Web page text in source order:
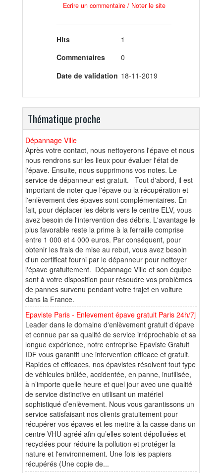
Ecrire un commentaire / Noter le site
Hits
1
Commentaires
0
Date de validation 18-11-2019
Thématique proche
Dépannage Ville
Après votre contact, nous nettoyerons l'épave et nous
nous rendrons sur les lieux pour évaluer l'état de
l'épave. Ensuite, nous supprimons vos notes. Le
service de dépanneur est gratuit. Tout d'abord, il est
important de noter que l'épave ou la récupération et
l'enlèvement des épaves sont complémentaires. En
fait, pour déplacer les débris vers le centre ELV, vous
avez besoin de l'intervention des débris. L'avantage le
plus favorable reste la prime à la ferraille comprise
entre 1 000 et 4 000 euros. Par conséquent, pour
obtenir les frais de mise au rebut, vous avez besoin
d'un certificat fourni par le dépanneur pour nettoyer
l'épave gratuitement. Dépannage Ville et son équipe
sont à votre disposition pour résoudre vos problèmes
de pannes survenu pendant votre trajet en voiture
dans la France.
Epaviste Paris - Enlevement épave gratuit Paris 24h/7j
Leader dans le domaine d'enlèvement gratuit d'épave
et connue par sa qualité de service irréprochable et sa
longue expérience, notre entreprise Epaviste Gratuit
IDF vous garantit une intervention efficace et gratuit.
Rapides et efficaces, nos épavistes résolvent tout type
de véhicules brûlée, accidentée, en panne, inutilisée,
à n’importe quelle heure et quel jour avec une qualité
de service distinctive en utilisant un matériel
sophistiqué d’enlèvement. Nous vous garantissons un
service satisfaisant nos clients gratuitement pour
récupérer vos épaves et les mettre à la casse dans un
centre VHU agréé afin qu’elles soient dépolluées et
recyclées pour réduire la pollution et protéger la
nature et l'environnement. Une fois les papiers
récupérés (Une copie de...